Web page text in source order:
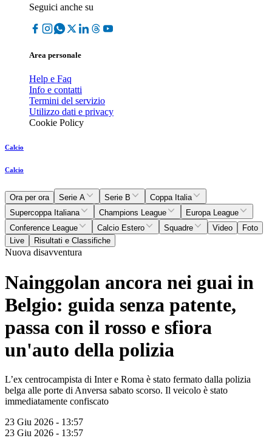
Seguici anche su
Area personale
Help e Faq
Info e contatti
Termini del servizio
Utilizzo dati e privacy
Cookie Policy
Calcio
Calcio
Ora per ora Serie A Serie B
Coppa Italia
Supercoppa Italiana
Champions League
Europa League
Conference League
Calcio Estero Squadre Video
Foto
Live
Risultati e Classifiche
Nuova disavventura
Nainggolan ancora nei guai in
Belgio: guida senza patente,
passa con il rosso e sfiora
un'auto della polizia
L’ex centrocampista di Inter e Roma è stato fermato dalla polizia
belga alle porte di Anversa sabato scorso. Il veicolo è stato
immediatamente confiscato
23 Giu 2026 - 13:57
23 Giu 2026 - 13:57